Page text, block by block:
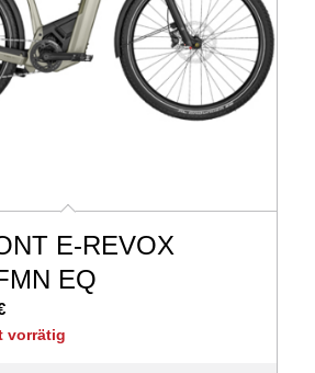
E-REVOX
EQ
Aktueller
Preis
vorrätig